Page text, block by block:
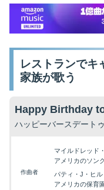
レストランでキ
家族が歌う
Happy Birthday
ハッピーバースデート
作曲者
マイルドレッド
アメリカのソン
パティ・J・ヒル
アメリカの保育